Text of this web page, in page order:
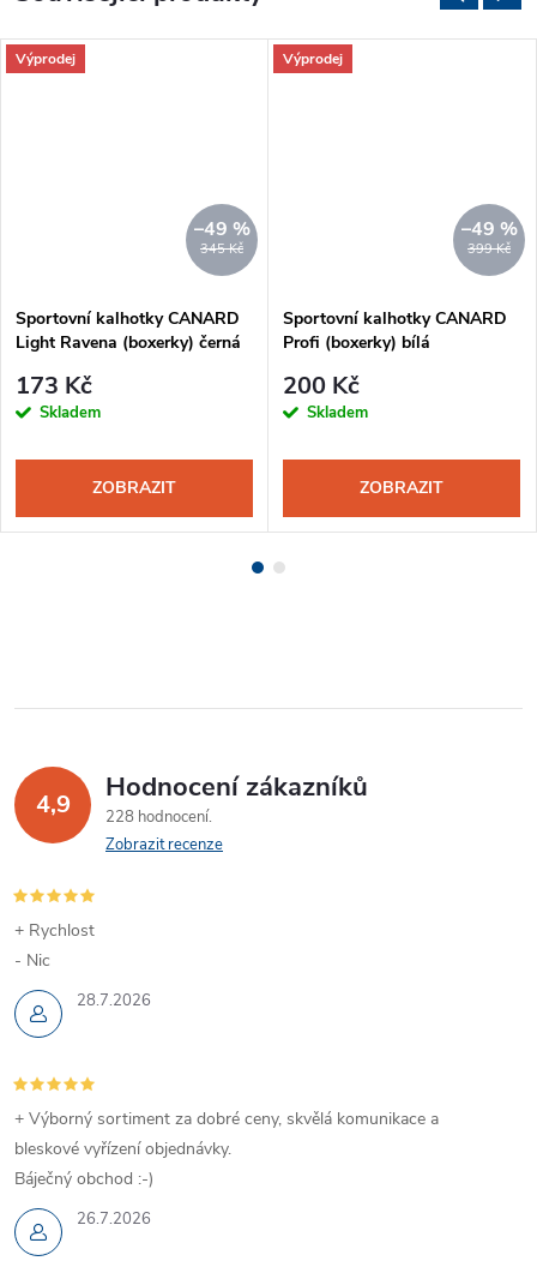
Výprodej
345 Kč
–49 %
Sportovní kalhotky CANARD
Light Ravena (boxerky) černá
173 Kč
Skladem
ZOBRAZIT
Výprodej
399 Kč
–49 %
Sportovní kalhotky CANARD
Profi (boxerky) bílá
200 Kč
Skladem
ZOBRAZIT
4,9 Hodnocení zákazníků
228 hodnocení
Zobrazit recenze
28.7.2026
+ Rychlost
- Nic
26.7.2026
+ Výborný sortiment za dobré ceny, skvělá komunikace a
bleskové vyřízení objednávky.
Báječný obchod :-)